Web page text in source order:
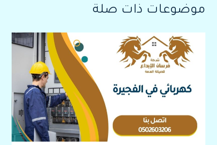
موضوعات ذات صلة